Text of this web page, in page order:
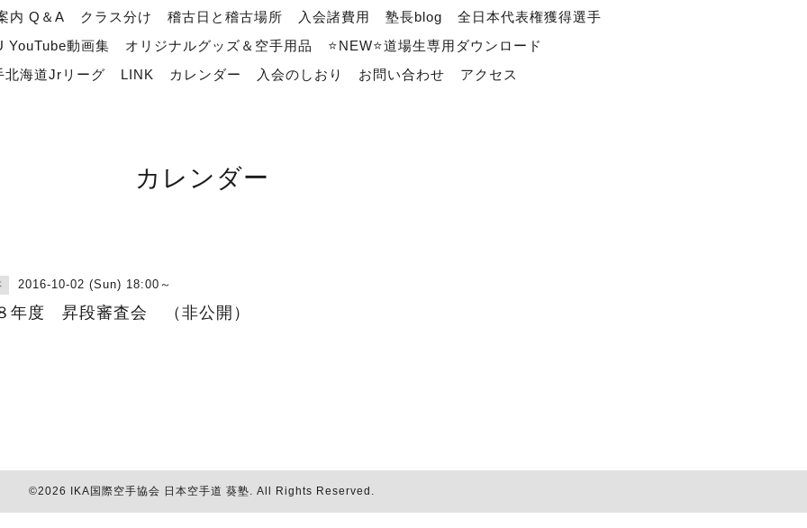
内 Q＆A クラス分け 稽古日と稽古場所 入会諸費用 塾長blog
全日本代表権獲得選手
YouTube動画集
オリジナルグッズ＆空手用品
⭐NEW⭐道場生専用ダウンロード
北海道Jrリーグ
LINK カレンダー 入会のしおり お問い合わせ アクセス
カレンダー
2016-10-02 (Sun) 18:00～
年度 昇段審査会 （非公開）
©2026 IKA国際空手協会 日本空手道 葵塾. All Rights Reserved.